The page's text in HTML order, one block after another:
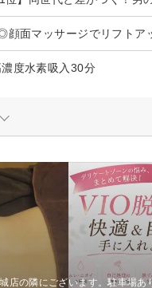
度水素吸入30分
店の隣にございます。駐車場あ